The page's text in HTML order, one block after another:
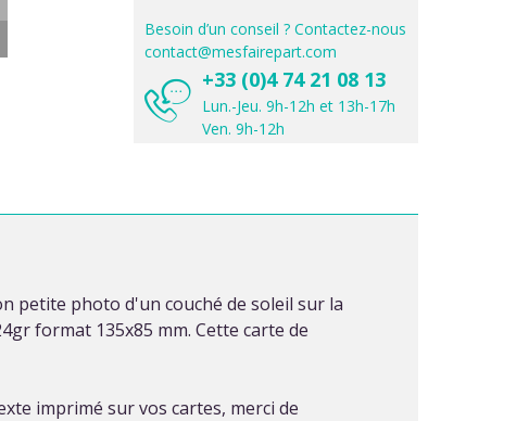
Besoin d’un conseil ? Contactez-nous
contact@mesfairepart.com
+33 (0)4 74 21 08 13
Lun.-Jeu. 9h-12h et 13h-17h
Ven. 9h-12h
petite photo d'un couché de soleil sur la
format 135x85 mm. Cette carte de
imprimé sur vos cartes, merci de